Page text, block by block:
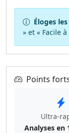
Éloges
» et « Facile
Points
Ultra-
Analyses en